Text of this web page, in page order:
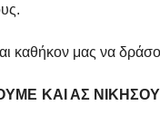
καθήκον μας να
ΚΑΙ ΑΣ